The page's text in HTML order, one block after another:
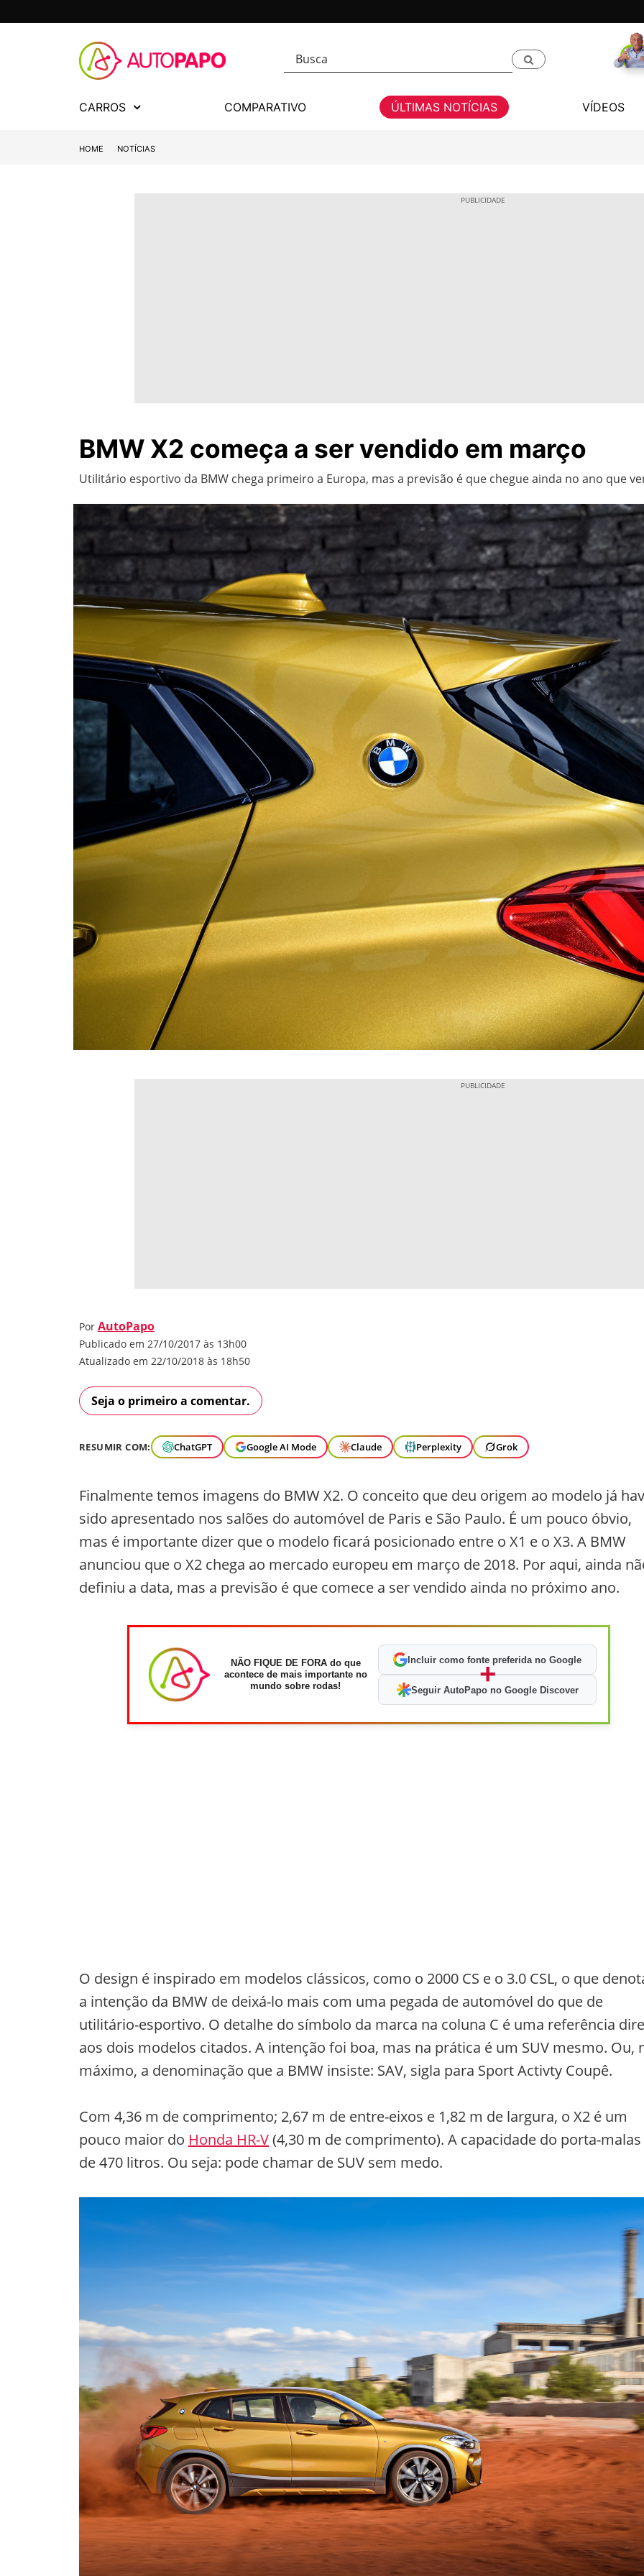
CARROS COMPARATIVO ÚLTIMAS NOTÍCIAS VÍDEOS
HOME NOTÍCIAS
BMW X2 começa a ser vendido em março
Utilitário esportivo da BMW chega primeiro a Europa, mas a previsão é que chegue ainda no ano que
Por AutoPapo
Publicado em 27/10/2017 às 13h00
Atualizado em 22/10/2018 às 18h50
Seja o primeiro a comentar.
RESUMIR COM: ChatGPT Google AI Mode Claude Perplexity Grok
Finalmente temos imagens do BMW X2. O conceito que deu origem ao modelo já
sido apresentado nos salões do automóvel de Paris e São Paulo. É um pouco óbvio,
mas é importante dizer que o modelo ficará posicionado entre o X1 e o X3. A BMW
anunciou que o X2 chega ao mercado europeu em março de 2018. Por aqui, ainda
definiu a data, mas a previsão é que comece a ser vendido ainda no próximo ano.
NÃO FIQUE DE FORA do que
acontece de mais importante no
mundo sobre rodas!
Incluir como fonte preferida no Google
+
Seguir AutoPapo no Google Discover
O design é inspirado em modelos clássicos, como o 2000 CS e o 3.0 CSL, o que
a intenção da BMW de deixá-lo mais com uma pegada de automóvel do que de
utilitário-esportivo. O detalhe do símbolo da marca na coluna C é uma referência
aos dois modelos citados. A intenção foi boa, mas na prática é um SUV mesmo. Ou,
máximo, a denominação que a BMW insiste: SAV, sigla para Sport Activty Coupê.
Com 4,36 m de comprimento; 2,67 m de entre-eixos e 1,82 m de largura, o X2 é um
pouco maior do Honda HR-V(4,30 m de comprimento). A capacidade do porta-malas
de 470 litros. Ou seja: pode chamar de SUV sem medo.